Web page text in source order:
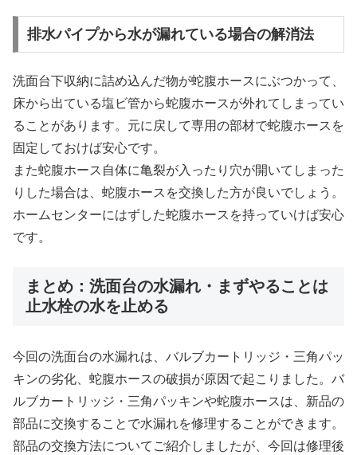
排水パイプから水が漏れている場合の解消法
洗面台下収納に詰め込んだ物が蛇腹ホースにぶつかって、
床から出ている塩ビ管から蛇腹ホースが外れてしまってい
ることがあります。元に戻して専用の部材で蛇腹ホースを
固定しておけば安心です。
また蛇腹ホース自体に亀裂が入ったり穴が開いてしまった
りした場合は、蛇腹ホースを交換した方が良いでしょう。
ホームセンターにはずした蛇腹ホースを持っていけば安心
です。
まとめ：洗面台の水漏れ・まずやることは
止水栓の水を止める
今回の洗面台の水漏れは、バルブカートリッジ・三角パッ
キンの劣化、蛇腹ホースの破損が原因で起こりました。バ
ルブカートリッジ・三角パッキンや蛇腹ホースは、新品の
部品に交換することで水漏れを修理することができます。
部品の交換方法についてご紹介しましたが、今回は修理後